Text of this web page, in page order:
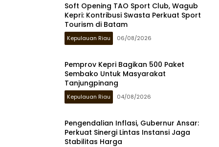
Soft Opening TAO Sport Club, Wagub
Kepri: Kontribusi Swasta Perkuat Sport
Tourism di Batam
Kepulauan Riau 06/08/2026
Pemprov Kepri Bagikan 500 Paket
Sembako Untuk Masyarakat
Tanjungpinang
Kepulauan Riau 04/08/2026
Pengendalian Inflasi, Gubernur Ansar:
Perkuat Sinergi Lintas Instansi Jaga
Stabilitas Harga